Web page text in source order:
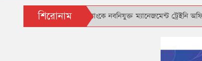
শিরোনাম
এনআরবিসি ব্যাংকে নবনিযুক্ত ম্যানেজমেন্ট ট্রেইনি অফিসারদের